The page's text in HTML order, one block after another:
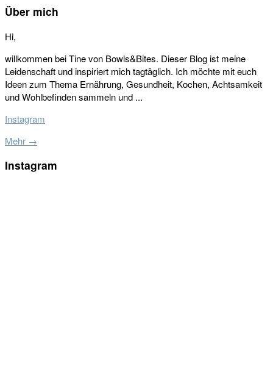
Über mich
Hi,
willkommen bei Tine von Bowls&Bites. Dieser Blog ist meine
Leidenschaft und inspiriert mich tagtäglich. Ich möchte mit euch
Ideen zum Thema Ernährung, Gesundheit, Kochen, Achtsamkeit
und Wohlbefinden sammeln und ...
Instagram
Mehr →
Instagram